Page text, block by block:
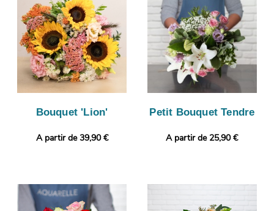
Bouquet 'Lion'
A partir de 39,90 €
Petit Bouquet Tendre
A partir de 25,90 €